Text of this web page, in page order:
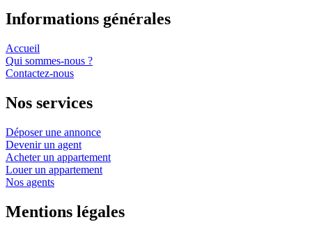
Informations générales
Accueil
Qui sommes-nous ?
Contactez-nous
Nos services
Déposer une annonce
Devenir un agent
Acheter un appartement
Louer un appartement
Nos agents
Mentions légales